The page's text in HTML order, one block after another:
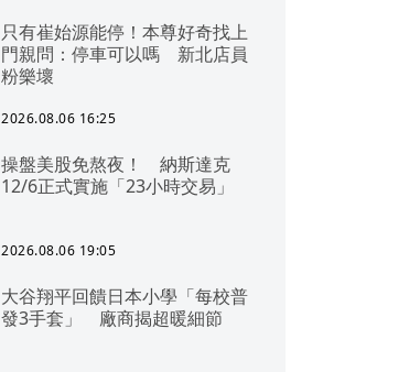
只有崔始源能停！本尊好奇找上
門親問：停車可以嗎 新北店員
粉樂壞
2026.08.06 16:25
操盤美股免熬夜！ 納斯達克
12/6正式實施「23小時交易」
2026.08.06 19:05
大谷翔平回饋日本小學「每校普
發3手套」 廠商揭超暖細節